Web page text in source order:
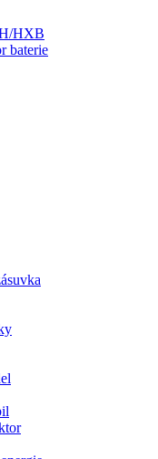
HXB
baterie